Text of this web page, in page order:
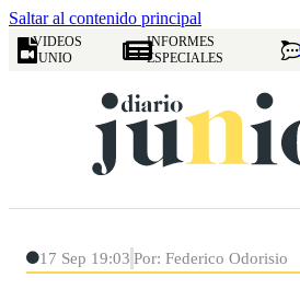
Saltar al contenido principal
VIDEOS
JUNIO
INFORMES
ESPECIALES
17 Sep 19:03 Por: Federico Odorisio